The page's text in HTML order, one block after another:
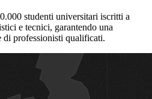
studenti universitari iscritti a
e tecnici, garantendo una
di professionisti qualificati.